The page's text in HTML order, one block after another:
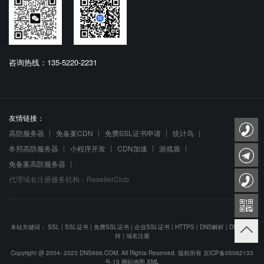
咨询热线：135-5220-2231
友情链接：
高防服务器
免备案CDN 免费SSL证书申请
统计鸟
冬邦高防服务器
小程序开发 CDN加速
游戏盾
免备案高防服务器
代理域名注册服务机构：ResellerClub
本站关键词： SSL | SSL证书 | 免费SSL证书 | 企业SSL证书 | HTTPS | DNS解析 | DNS防劫
持| 域名注册
Copyright @ 2004- 2023 DNS666.COM. All Rights Reserved. 版权所有 京ICP备05062133
号-15 网站地图 XML